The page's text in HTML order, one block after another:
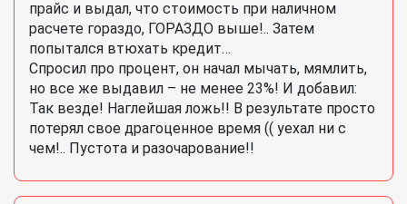
прайс и выдал, что стоимость при наличном
расчете гораздо, ГОРАЗДО выше!.. Затем
попытался втюхать кредит…
Спросил про процент, он начал мычать, мямлить,
но все же выдавил – не менее 23%! И добавил:
Так везде! Наглейшая ложь!! В результате просто
потерял свое драгоценное время (( уехал ни с
чем!.. Пустота и разочарование!!